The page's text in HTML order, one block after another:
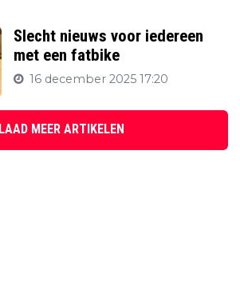
Slecht nieuws voor iedereen
met een fatbike
16 december 2025 17:20
LAAD MEER ARTIKELEN